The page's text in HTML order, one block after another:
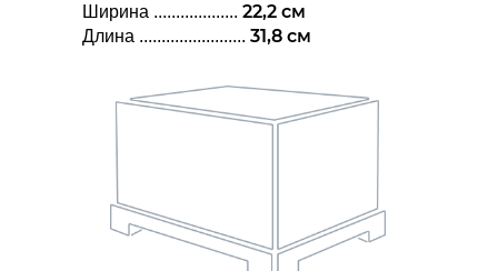
Ширина ................... 22,2 см
Длина ........................ 31,8 см